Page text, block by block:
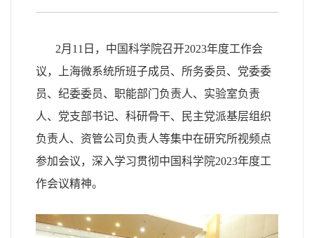
2月 11 日，中国科学院召开2023年度工作会
议，上海微系统所班子成员、所务委员、党委委
员、纪委委员、职能部门负责人、实验室负责
人、党支部书记、科研骨干、民主党派基层组织
负责人、资管公司负责人等集中在研究所视频点
参加会议，深入学习贯彻中国科学院2023年度工
作会议精神。